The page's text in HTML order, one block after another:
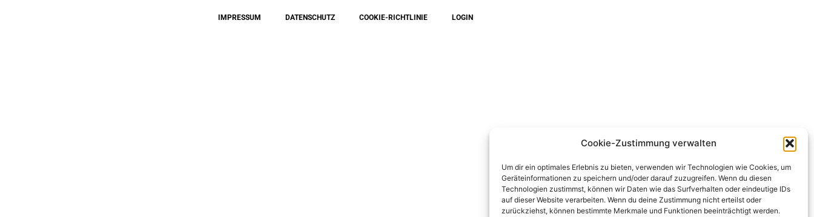
Cookie-Zustimmung verwalten
Um dir ein optimales Erlebnis zu bieten, verwenden wir Technologien wie Cookies, um
Geräteinformationen zu speichern und/oder darauf zuzugreifen. Wenn du diesen
Technologien zustimmst, können wir Daten wie das Surfverhalten oder eindeutige IDs
auf dieser Website verarbeiten. Wenn du deine Zustimmung nicht erteilst oder
zurückziehst, können bestimmte Merkmale und Funktionen beeinträchtigt werden.
IMPRESSUM DATENSCHUTZ COOKIE-RICHTLINIE LOGIN